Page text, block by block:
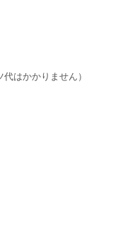
はかかりません）